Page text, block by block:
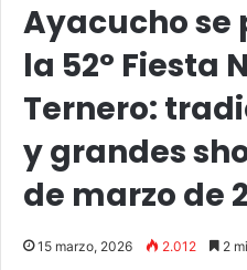
Ayacucho
la 52° Fiesta
Ternero:
y grandes
de marzo de
15 marzo, 2026 2.012 2